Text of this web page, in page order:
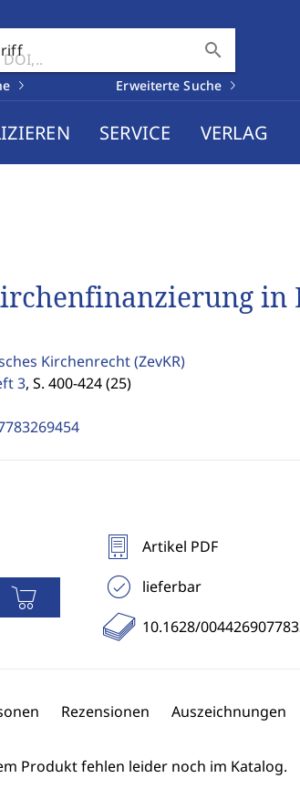
search
Erweiterte Suche
SERVICE VERLAG
in
Kirchenrecht(ZevKR)
3, S. 400-424 (25)
Artikel PDF
lieferbar
10.1628/
Rezensionen Auszeichnungen
Produkt fehlen leider noch im Katalog.